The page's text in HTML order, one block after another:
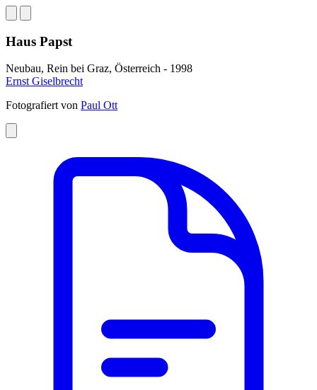
Haus Papst
Neubau, Rein bei Graz, Österreich - 1998
Ernst Giselbrecht
Fotografiert von Paul Ott